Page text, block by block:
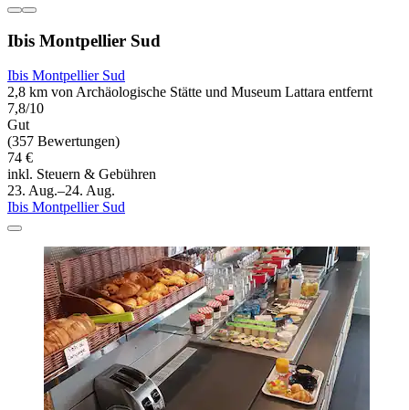
Ibis Montpellier Sud
Ibis Montpellier Sud
2,8 km von Archäologische Stätte und Museum Lattara entfernt
7,8/10
Gut
(357 Bewertungen)
74 €
inkl. Steuern & Gebühren
23. Aug.–24. Aug.
Ibis Montpellier Sud